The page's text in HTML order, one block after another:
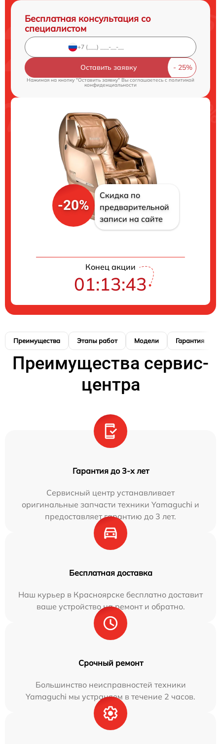
Бесплатная консультация со
специалистом
Оставить заявку
Нажимая на кнопку "Оставить заявку" Вы соглашаетесь cполитикой
конфиденциальности
-20%
Скидка по
предварительной
записи на сайте
Конец акции
01:13:42
Преимущества Этапы работ Модели Гарантия
Преимущества сервис-
центра
Гарантия до 3-х лет
Сервисный центр устанавливает
оригинальные запчасти техники Yamaguchi и
предоставляет гарантию до 3 лет.
Бесплатная доставка
Наш курьер в Красноярске бесплатно доставит
ваше устройство на ремонт и обратно.
Срочный ремонт
Большинство неисправностей техники
Yamaguchi мы устраняем в течение 2 часов.